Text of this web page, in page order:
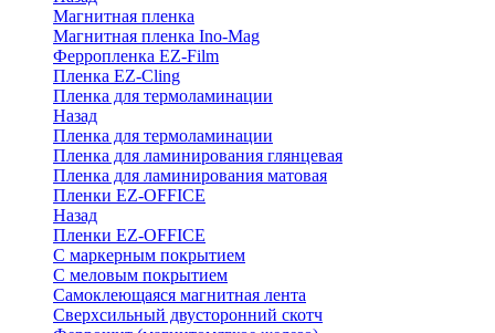
Магнитная пленка
Магнитная пленка Ino-Mag
Ферропленка EZ-Film
Пленка EZ-Cling
Пленка для термоламинации
Назад
Пленка для термоламинации
Пленка для ламинирования глянцевая
Пленка для ламинирования матовая
Пленки EZ-OFFICE
Назад
Пленки EZ-OFFICE
С маркерным покрытием
С меловым покрытием
Самоклеющаяся магнитная лента
Сверхсильный двусторонний скотч